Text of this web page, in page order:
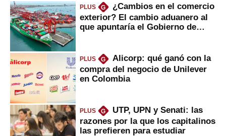
PLUS G
¿Cambios en el comercio
exterior? El cambio aduanero al
que apuntaría el Gobierno de
PLUS G
Alicorp: qué ganó con la
compra del negocio de Unilever
en Colombia
PLUS G
UTP, UPN y Senati: las
razones por la que los capitalinos
las prefieren para estudiar